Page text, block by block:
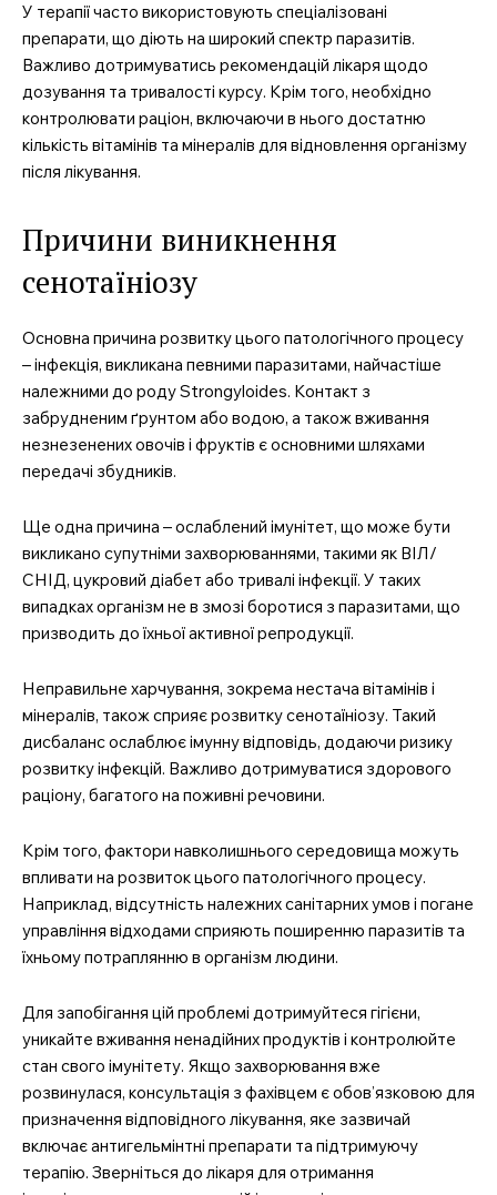
У терапії часто використовують спеціалізовані
препарати, що діють на широкий спектр паразитів.
Важливо дотримуватись рекомендацій лікаря щодо
дозування та тривалості курсу. Крім того, необхідно
контролювати раціон, включаючи в нього достатню
кількість вітамінів та мінералів для відновлення організму
після лікування.
Причини виникнення
сенотаїніозу
Основна причина розвитку цього патологічного процесу
– інфекція, викликана певними паразитами, найчастіше
належними до роду Strongyloides. Контакт з
забрудненим ґрунтом або водою, а також вживання
незнезенених овочів і фруктів є основними шляхами
передачі збудників.
Ще одна причина – ослаблений імунітет, що може бути
викликано супутніми захворюваннями, такими як ВІЛ/
СНІД, цукровий діабет або тривалі інфекції. У таких
випадках організм не в змозі боротися з паразитами, що
призводить до їхньої активної репродукції.
Неправильне харчування, зокрема нестача вітамінів і
мінералів, також сприяє розвитку сенотаїніозу. Такий
дисбаланс ослаблює імунну відповідь, додаючи ризику
розвитку інфекцій. Важливо дотримуватися здорового
раціону, багатого на поживні речовини.
Крім того, фактори навколишнього середовища можуть
впливати на розвиток цього патологічного процесу.
Наприклад, відсутність належних санітарних умов і погане
управління відходами сприяють поширенню паразитів та
їхньому потраплянню в організм людини.
Для запобігання цій проблемі дотримуйтеся гігієни,
уникайте вживання ненадійних продуктів і контролюйте
стан свого імунітету. Якщо захворювання вже
розвинулася, консультація з фахівцем є обов’язковою для
призначення відповідного лікування, яке зазвичай
включає антигельмінтні препарати та підтримуючу
терапію. Зверніться до лікаря для отримання